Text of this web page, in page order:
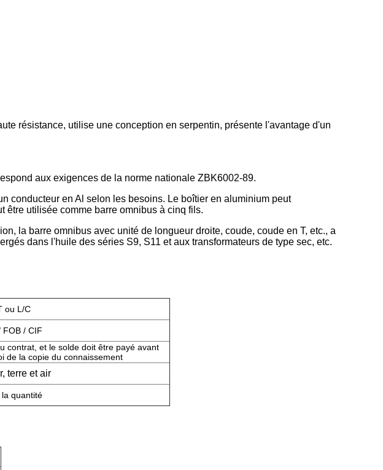
résistance, utilise une conception en serpentin, présente l'avantage d'un
aux exigences de la norme nationale ZBK6002-89.
conducteur en Al selon les besoins. Le boîtier en aluminium peut
être utilisée comme barre omnibus à cinq fils.
la barre omnibus avec unité de longueur droite, coude, coude en T, etc., a
dans l'huile des séries S9, S11 et aux transformateurs de type sec, etc.
ou L/C
FOB / CIF
contrat, et le solde doit être payé avant
de la copie du connaissement
terre et air
quantité